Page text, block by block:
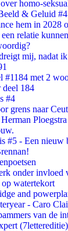
homo-
& Geluid #4
hem in 2028
relatie
mij, nadat
#1184 met 2
deel 184
#4
grens naar
Ploegstra
#5 - Een nieuw
onder invloed
watertekort
and
- Caro
van de